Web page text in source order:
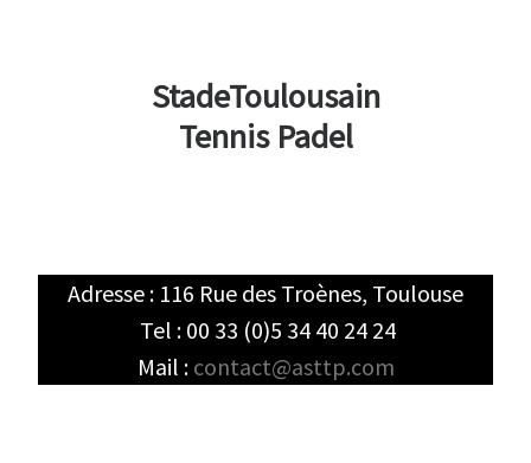
StadeToulousain
Tennis Padel
Adresse : 116 Rue des Troènes, Toulouse
Tel : 00 33 (0)5 34 40 24 24
Mail : contact@asttp.com